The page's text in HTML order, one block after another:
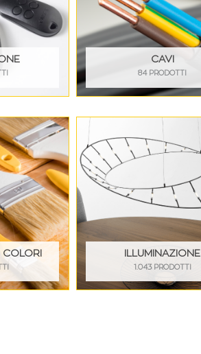
CAVI
84 PRODOTTI
COLORI ILLUMINAZIONE
1.043 PRODOTTI